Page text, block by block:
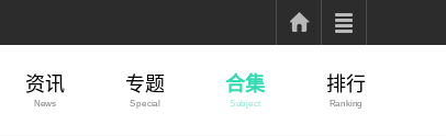
资讯
News
专题
Special
合集
Subject
排行
Ranking